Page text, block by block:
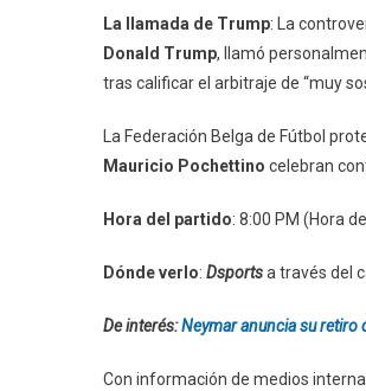
La llamada de Trump: La
Donald Trump, llamó
tras calificar el arbitraje de “muy
La Federación Belga de Fútbol
Mauricio Pochettino celebran
Hora del partido: 8:00 PM (Hora
Dónde verlo: Dsportsa través del
De interés:Neymar anuncia su retiro
Con información de medios